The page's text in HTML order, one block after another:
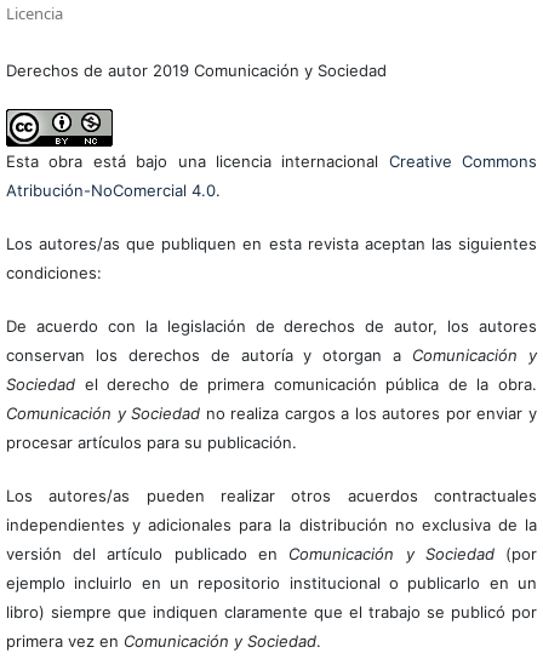
Licencia
Derechos de autor 2019 Comunicación y Sociedad
Esta obra está bajo una licencia internacional Creative Commons
Atribución-NoComercial 4.0.
Los autores/as que publiquen en esta revista aceptan las siguientes
condiciones:
De acuerdo con la legislación de derechos de autor, los autores
conservan los derechos de autoría y otorgan a Comunicación y
Sociedadel derecho de primera comunicación pública de la obra.
Comunicación y Sociedad no realiza cargos a los autores por enviar y
procesar artículos para su publicación.
Los autores/as pueden realizar otros acuerdos contractuales
independientes y adicionales para la distribución no exclusiva de la
versión del artículo publicado en Comunicación y Sociedad(por
ejemplo incluirlo en un repositorio institucional o publicarlo en un
libro) siempre que indiquen claramente que el trabajo se publicó por
primera vez en Comunicación y Sociedad.